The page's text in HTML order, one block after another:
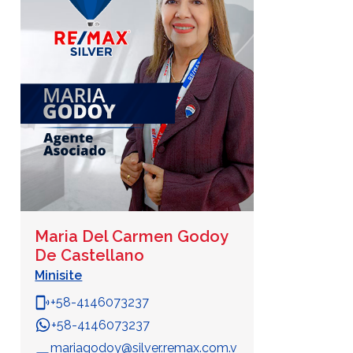
Maria Del Carmen Godoy
De Castellano
Minisite
phonelink_ring+58-4146073237
WhatsApp
+58-4146073237
mariagodoy@silver.remax.com.v